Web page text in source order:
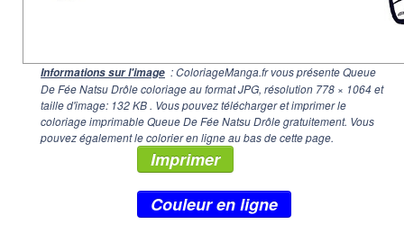
Informations sur l'image : ColoriageManga.fr vous présente Queue
De Fée Natsu Drôle coloriage au format JPG, résolution 778 × 1064et
taille d'image: 132 KB . Vous pouvez télécharger et imprimer le
coloriage imprimable Queue De Fée Natsu Drôle gratuitement. Vous
pouvez également le colorier en ligne au bas de cette page.
Imprimer
Couleur en ligne